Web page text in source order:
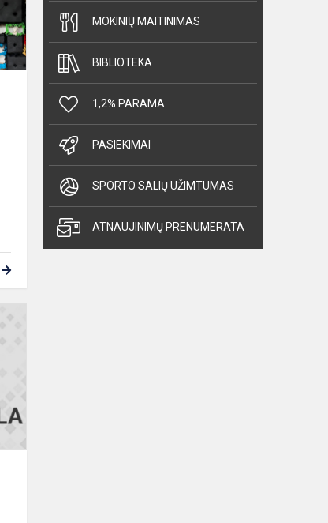
sezono
pavasario
sesija
MOKINIŲ MAITINIMAS
BIBLIOTEKA
1,2% PARAMA
PASIEKIMAI
SPORTO SALIŲ UŽIMTUMAS
ATNAUJINIMŲ PRENUMERATA